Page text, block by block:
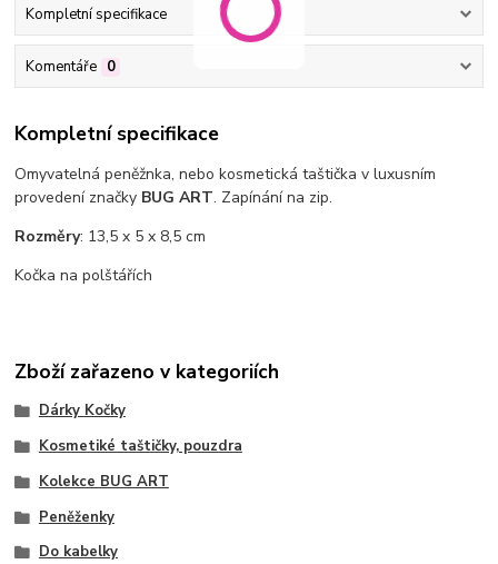
Kompletní specifikace
Komentáře 0
Kompletní specifikace
Omyvatelná peněžnka, nebo kosmetická taštička v luxusním
provedení značky BUG ART. Zapínání na zip.
Rozměry: 13,5 x 5 x 8,5 cm
Kočka na polštářích
Zboží zařazeno v kategoriích
Dárky Kočky
Kosmetiké taštičky, pouzdra
Kolekce BUG ART
Peněženky
Do kabelky